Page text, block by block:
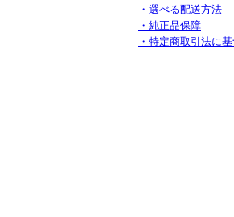
・選べる配送方法
・純正品保障
・特定商取引法に